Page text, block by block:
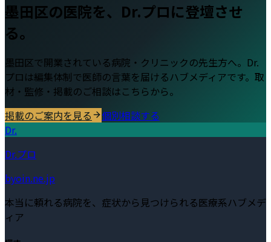
墨田区の医院を、Dr.プロに登壇させ
る。
墨田区で開業されている病院・クリニックの先生方へ。Dr.
プロは編集体制で医師の言葉を届けるハブメディアです。取
材・監修・掲載のご相談はこちらから。
掲載のご案内を見る
個別相談する
Dr.
Dr.プロ
byoin.ne.jp
本当に頼れる病院を、症状から見つけられる医療系ハブメデ
ィア